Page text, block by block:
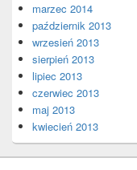
marzec 2014
październik 2013
wrzesień 2013
sierpień 2013
lipiec 2013
czerwiec 2013
maj 2013
kwiecień 2013